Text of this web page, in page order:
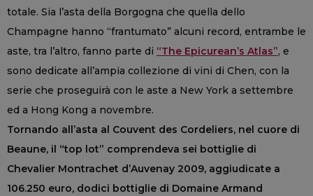
totale. Sia l’asta della Borgogna che quella dello
Champagne hanno “frantumato” alcuni record, entrambe le
aste, tra l’altro, fanno parte di “The Epicurean’s Atlas”, e
sono dedicate all’ampia collezione di vini di Chen, con la
serie che proseguirà con le aste a New York a settembre
ed a Hong Kong a novembre.
Tornando all’asta al Couvent des Cordeliers, nel cuore di
Beaune, il “top lot” comprendeva sei bottiglie di
Chevalier Montrachet d’Auvenay 2009, aggiudicate a
106.250 euro, dodici bottiglie di Domaine Armand